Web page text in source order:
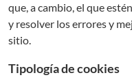
que, a cambio, el que
y resolver los errores y
sitio.
Tipología de cookies